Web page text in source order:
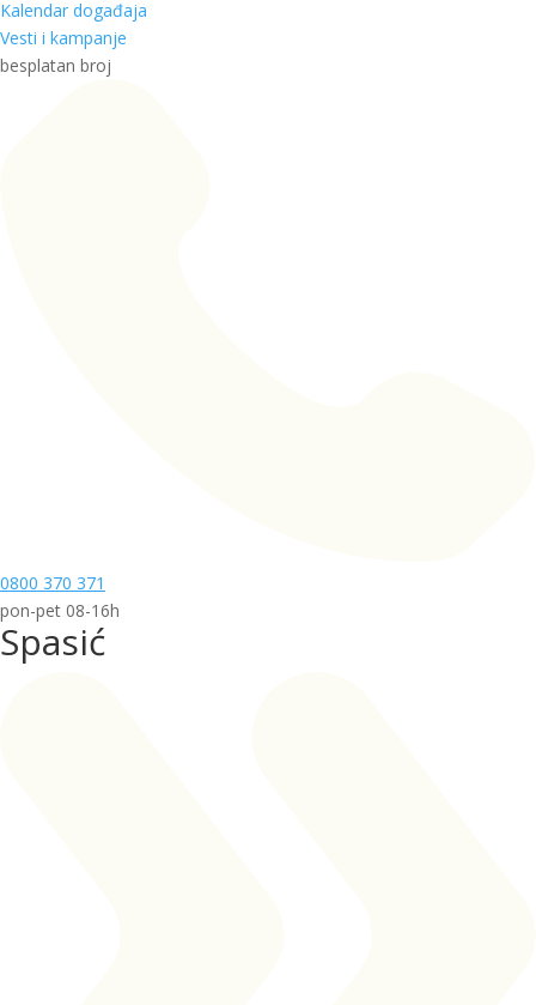
Kalendar događaja
Vesti i kampanje
besplatan broj
0800 370 371
pon-pet 08-16h
Spasić